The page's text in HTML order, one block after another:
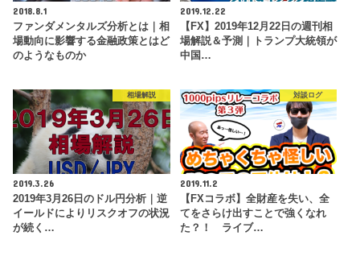
2018.8.1
ファンダメンタルズ分析とは｜相
場動向に影響する金融政策とはど
のようなものか
2019.12.22
【FX】2019年12月22日の週刊相
場解説＆予測｜トランプ大統領が
中国…
相場解説
2019.3.26
2019年3月26日のドル円分析｜逆
イールドによりリスクオフの状況
が続く…
対談ログ
2019.11.2
【FXコラボ】全財産を失い、全
てをさらけ出すことで強くなれ
た？！ ライブ…